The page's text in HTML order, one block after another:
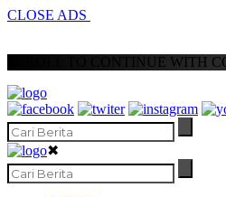
CLOSE ADS
SCROLL TO CONTINUE WITH
✖